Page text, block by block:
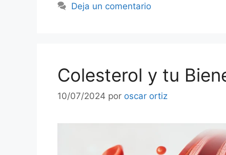
Deja un comentario
Colesterol y tu
10/07/2024 por oscar ortiz